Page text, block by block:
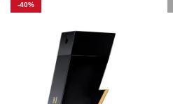
-40%